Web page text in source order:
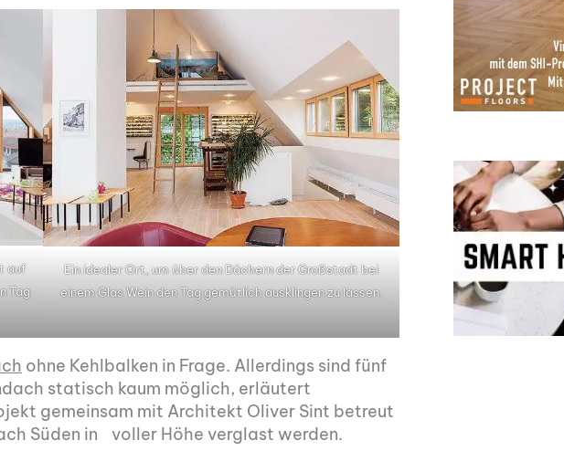
auf
Tag
Ein idealer Ort, um über den Dächern der Großstadt bei
einem Glas Wein den Tag gemütlich ausklingen zu lassen.
ohne Kehlbalken in Frage. Allerdings sind fünf
statisch kaum möglich, erläutert
gemeinsam mit Architekt Oliver Sint betreut
Süden in voller Höhe verglast werden.